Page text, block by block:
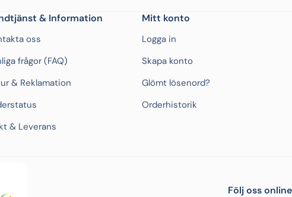
& Information
oss
frågor (FAQ)
& Reklamation
& Leverans
Mitt konto
Logga in
Skapa konto
Glömt lösenord?
Orderhistorik
Följ oss online